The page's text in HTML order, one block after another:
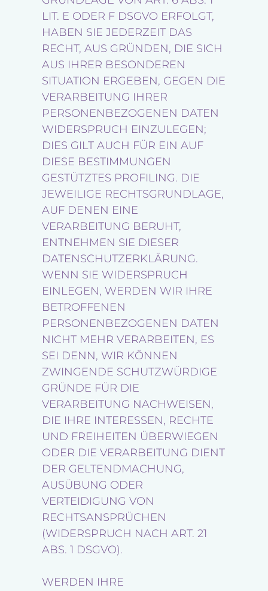
LIT. E ODER F DSGVO ERFOLGT,
HABEN SIE JEDERZEIT DAS
RECHT, AUS GRÜNDEN, DIE SICH
AUS IHRER BESONDEREN
SITUATION ERGEBEN, GEGEN DIE
VERARBEITUNG IHRER
PERSONENBEZOGENEN DATEN
WIDERSPRUCH EINZULEGEN;
DIES GILT AUCH FÜR EIN AUF
DIESE BESTIMMUNGEN
GESTÜTZTES PROFILING. DIE
JEWEILIGE RECHTSGRUNDLAGE,
AUF DENEN EINE
VERARBEITUNG BERUHT,
ENTNEHMEN SIE DIESER
DATENSCHUTZERKLÄRUNG.
WENN SIE WIDERSPRUCH
EINLEGEN, WERDEN WIR IHRE
BETROFFENEN
PERSONENBEZOGENEN DATEN
NICHT MEHR VERARBEITEN, ES
SEI DENN, WIR KÖNNEN
ZWINGENDE SCHUTZWÜRDIGE
GRÜNDE FÜR DIE
VERARBEITUNG NACHWEISEN,
DIE IHRE INTERESSEN, RECHTE
UND FREIHEITEN ÜBERWIEGEN
ODER DIE VERARBEITUNG DIENT
DER GELTENDMACHUNG,
AUSÜBUNG ODER
VERTEIDIGUNG VON
RECHTSANSPRÜCHEN
(WIDERSPRUCH NACH ART. 21
ABS. 1 DSGVO).
WERDEN IHRE